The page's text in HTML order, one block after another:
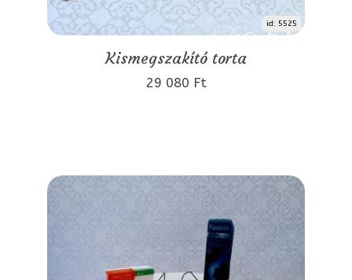
id: 5525
Kismegszakító torta
29 080 Ft